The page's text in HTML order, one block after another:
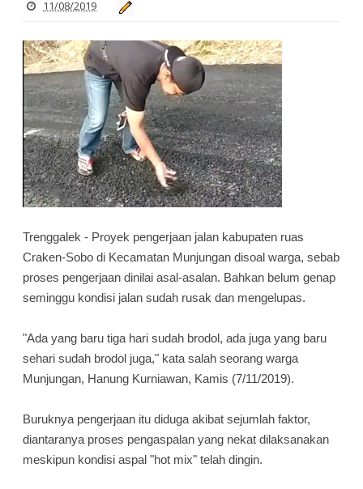
11/08/2019
Trenggalek - Proyek pengerjaan jalan kabupaten ruas
Craken-Sobo di Kecamatan Munjungan disoal warga, sebab
proses pengerjaan dinilai asal-asalan. Bahkan belum genap
seminggu kondisi jalan sudah rusak dan mengelupas.
"Ada yang baru tiga hari sudah brodol, ada juga yang baru
sehari sudah brodol juga," kata salah seorang warga
Munjungan, Hanung Kurniawan, Kamis (7/11/2019).
Buruknya pengerjaan itu diduga akibat sejumlah faktor,
diantaranya proses pengaspalan yang nekat dilaksanakan
meskipun kondisi aspal "hot mix" telah dingin.